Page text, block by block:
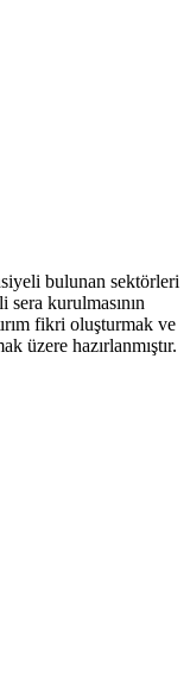
bulunan sektörleri
kurulmasının
fikri oluşturmak ve
üzere hazırlanmıştır.